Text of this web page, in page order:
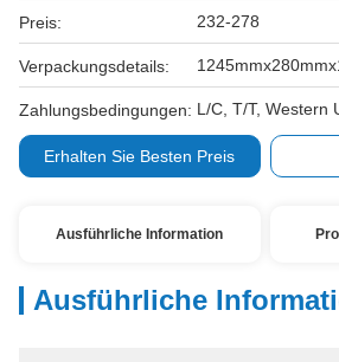
Preis: 232-278
Verpackungsdetails:
Zahlungsbedingungen: L/C, T/T, Western
Erhalten Sie Besten Preis
Ausführliche Information
Ausführliche